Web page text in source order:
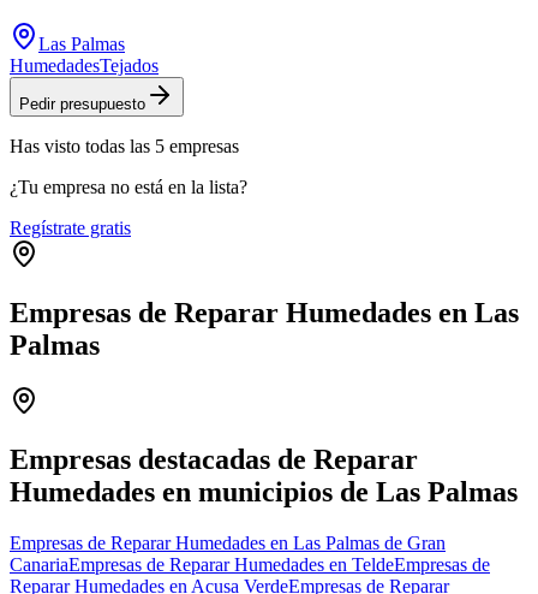
Las Palmas
HumedadesTejados
Pedir presupuesto
Has visto todas las 5 empresas
¿Tu empresa no está en la lista?
Regístrate gratis
Empresas de Reparar Humedades en Las
Palmas
−
Empresas destacadas de Reparar
Humedades en municipios de Las Palmas
Empresas de Reparar Humedades en Las Palmas de Gran
CanariaEmpresas de Reparar Humedades en TeldeEmpresas de
Reparar Humedades en Acusa VerdeEmpresas de Reparar